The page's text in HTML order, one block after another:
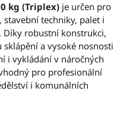
kg (Triplex) je určen pro
techniky, palet i
robustní konstrukci,
a vysoké nosnosti
i vykládání v náročných
pro profesionální
i komunálních